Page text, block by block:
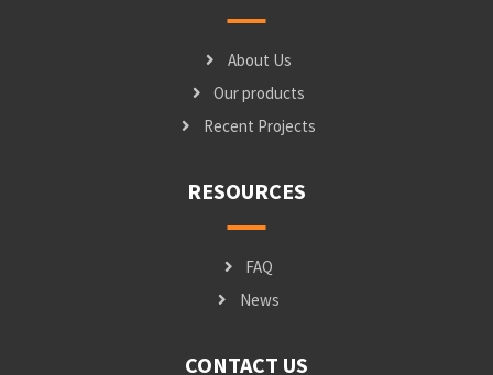
About Us
Our products
Recent Projects
RESOURCES
FAQ
News
CONTACT US